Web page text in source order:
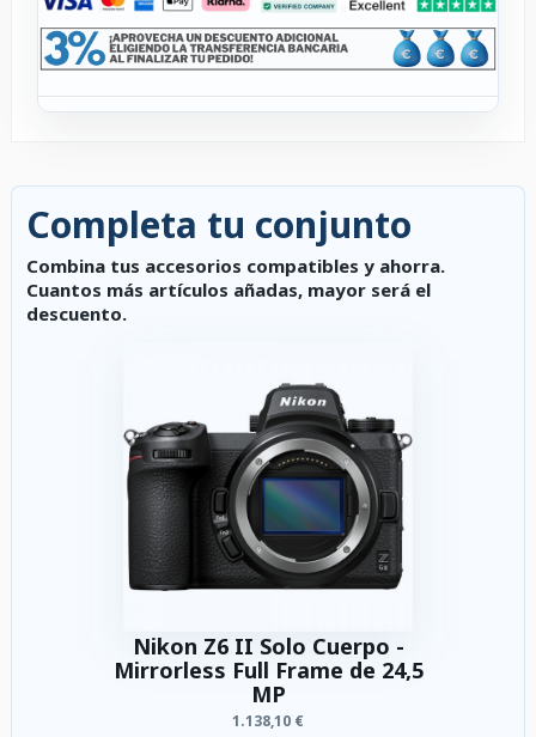
Completa tu conjunto
Combina tus accesorios compatibles y ahorra.
Cuantos más artículos añadas, mayor será el
descuento.
Nikon Z6 II Solo Cuerpo -
Mirrorless Full Frame de 24,5
MP
1.138,10 €